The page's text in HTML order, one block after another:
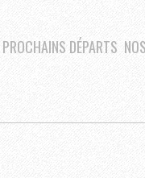
PROCHAINS DÉPARTS